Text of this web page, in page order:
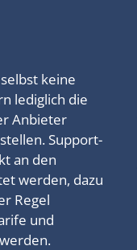
keine
lediglich die
Anbieter
Support-
an den
werden, dazu
Regel
und